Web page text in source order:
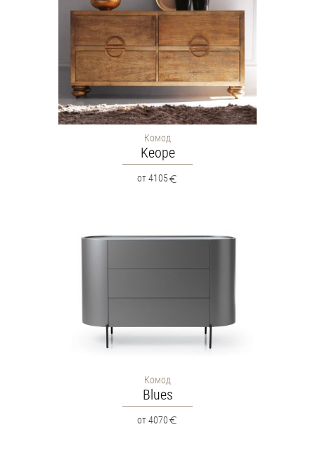
Комод
Keope
от 4105
Комод
Blues
от 4070